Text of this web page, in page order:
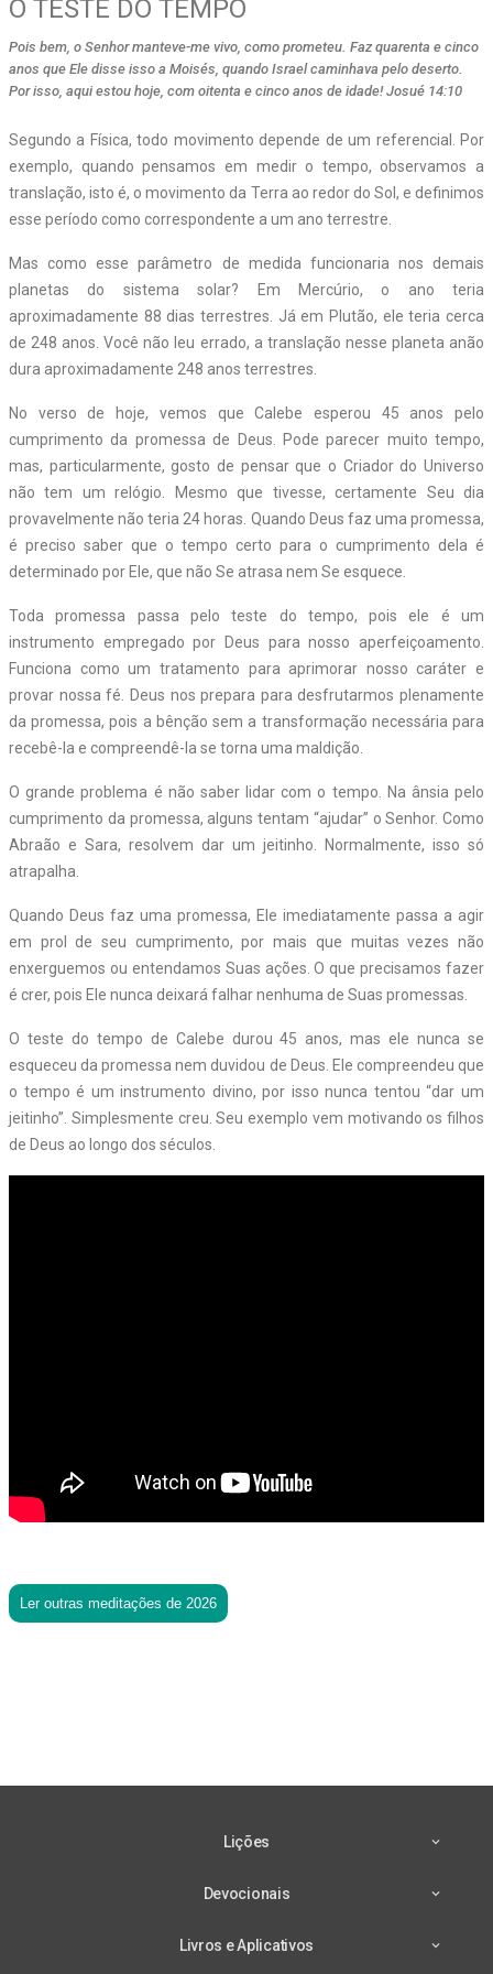
O TESTE DO TEMPO
Pois bem, o Senhor manteve-me vivo, como prometeu. Faz quarenta e cinco
anos que Ele disse isso a Moisés, quando Israel caminhava pelo deserto.
Por isso, aqui estou hoje, com oitenta e cinco anos de idade! Josué 14:10
Segundo a Física, todo movimento depende de um referencial. Por
exemplo, quando pensamos em medir o tempo, observamos a
translação, isto é, o movimento da Terra ao redor do Sol, e definimos
esse período como correspondente a um ano terrestre.
Mas como esse parâmetro de medida funcionaria nos demais
planetas do sistema solar? Em Mercúrio, o ano teria
aproximadamente 88 dias terrestres. Já em Plutão, ele teria cerca
de 248 anos. Você não leu errado, a translação nesse planeta anão
dura aproximadamente 248 anos terrestres.
No verso de hoje, vemos que Calebe esperou 45 anos pelo
cumprimento da promessa de Deus. Pode parecer muito tempo,
mas, particularmente, gosto de pensar que o Criador do Universo
não tem um relógio. Mesmo que tivesse, certamente Seu dia
provavelmente não teria 24 horas. Quando Deus faz uma promessa,
é preciso saber que o tempo certo para o cumprimento dela é
determinado por Ele, que não Se atrasa nem Se esquece.
Toda promessa passa pelo teste do tempo, pois ele é um
instrumento empregado por Deus para nosso aperfeiçoamento.
Funciona como um tratamento para aprimorar nosso caráter e
provar nossa fé. Deus nos prepara para desfrutarmos plenamente
da promessa, pois a bênção sem a transformação necessária para
recebê-la e compreendê-la se torna uma maldição.
O grande problema é não saber lidar com o tempo. Na ânsia pelo
cumprimento da promessa, alguns tentam “ajudar” o Senhor. Como
Abraão e Sara, resolvem dar um jeitinho. Normalmente, isso só
atrapalha.
Quando Deus faz uma promessa, Ele imediatamente passa a agir
em prol de seu cumprimento, por mais que muitas vezes não
enxerguemos ou entendamos Suas ações. O que precisamos fazer
é crer, pois Ele nunca deixará falhar nenhuma de Suas promessas.
O teste do tempo de Calebe durou 45 anos, mas ele nunca se
esqueceu da promessa nem duvidou de Deus. Ele compreendeu que
o tempo é um instrumento divino, por isso nunca tentou “dar um
jeitinho”. Simplesmente creu. Seu exemplo vem motivando os filhos
de Deus ao longo dos séculos.
Ler outras meditações de 2026
Lições
Devocionais
Livros e Aplicativos